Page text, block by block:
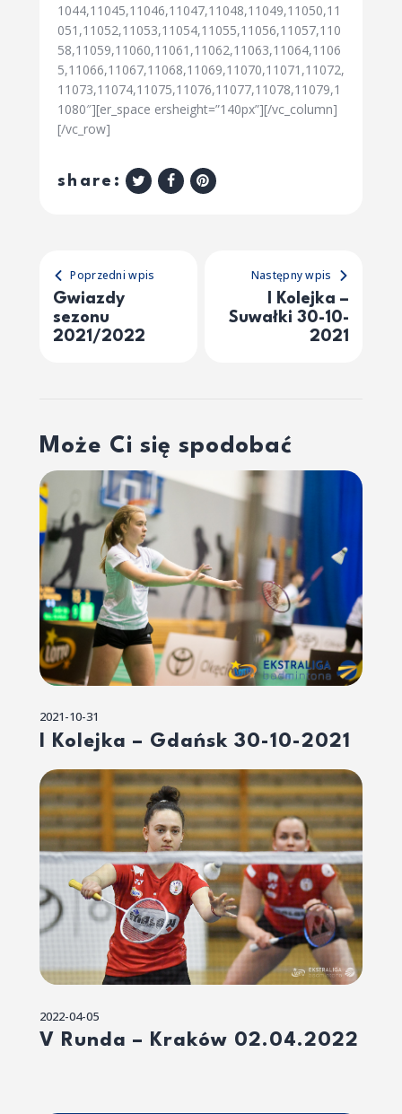
1044,11045,11046,11047,11048,11049,11050,11
051,11052,11053,11054,11055,11056,11057,110
58,11059,11060,11061,11062,11063,11064,1106
5,11066,11067,11068,11069,11070,11071,11072,
11073,11074,11075,11076,11077,11078,11079,1
1080″][er_space ersheight=”140px”][/vc_column]
[/vc_row]
share:
Poprzedni wpis
Gwiazdy
sezonu
2021/2022
Następny wpis
I Kolejka –
Suwałki 30-10-
2021
Może Ci się spodobać
2021-10-31
I Kolejka – Gdańsk 30-10-2021
2022-04-05
V Runda – Kraków 02.04.2022